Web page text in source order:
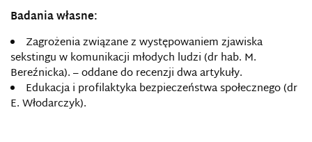
Badania własne:
Zagrożenia związane z występowaniem zjawiska
sekstingu w komunikacji młodych ludzi (dr hab. M.
Bereźnicka). – oddane do recenzji dwa artykuły.
Edukacja i profilaktyka bezpieczeństwa społecznego (dr
E. Włodarczyk).